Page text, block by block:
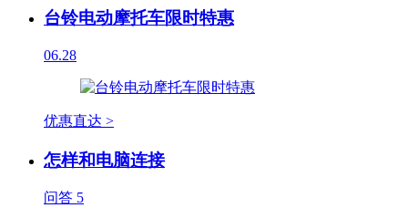
台铃电动摩托车限时特惠
06.28
优惠直达 >
怎样和电脑连接
问答 5